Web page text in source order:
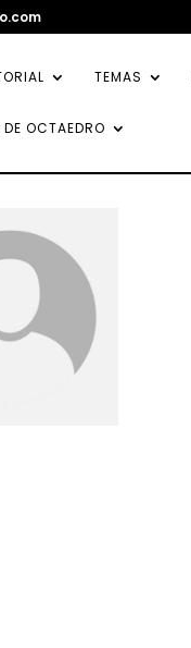
TEMAS
OCTAEDRO